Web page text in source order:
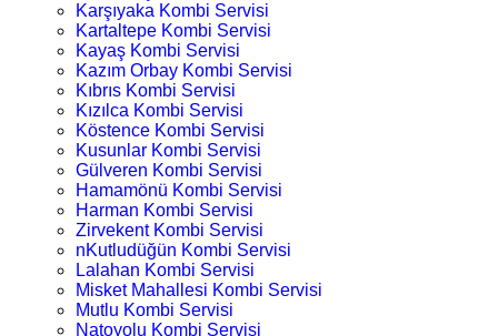
Karşıyaka Kombi Servisi
Kartaltepe Kombi Servisi
Kayaş Kombi Servisi
Kazım Orbay Kombi Servisi
Kıbrıs Kombi Servisi
Kızılca Kombi Servisi
Köstence Kombi Servisi
Kusunlar Kombi Servisi
Gülveren Kombi Servisi
Hamamönü Kombi Servisi
Harman Kombi Servisi
Zirvekent Kombi Servisi
nKutludüğün Kombi Servisi
Lalahan Kombi Servisi
Misket Mahallesi Kombi Servisi
Mutlu Kombi Servisi
Natoyolu Kombi Servisi